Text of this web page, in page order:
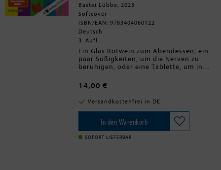
Bastei Lübbe, 2023
Softcover
ISBN/EAN: 9783404060122
Deutsch
3. Aufl.
Ein Glas Rotwein zum Abendessen, ein
paar Süßigkeiten, um die Nerven zu
beruhigen, oder eine Tablette, um in
Oftmals leider doch. Risiken und
Nebenwirkungen legaler und illegaler
Suchtmittel werden häufig
unterschätzt. Immer mehr Menschen
geraten in eine Abhängigkeit oder
werden durch die regelmäßige
Einnahme krank. Höchste Zeit, Klartext
zu reden, finden #DerApotheker und Dr.
14,00 €
Versandkostenfrei in DE
In den Warenkorb
SOFORT LIEFERBAR